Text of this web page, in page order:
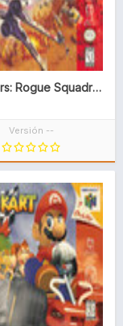
Star Wars: Rogue Squadron
Versión --